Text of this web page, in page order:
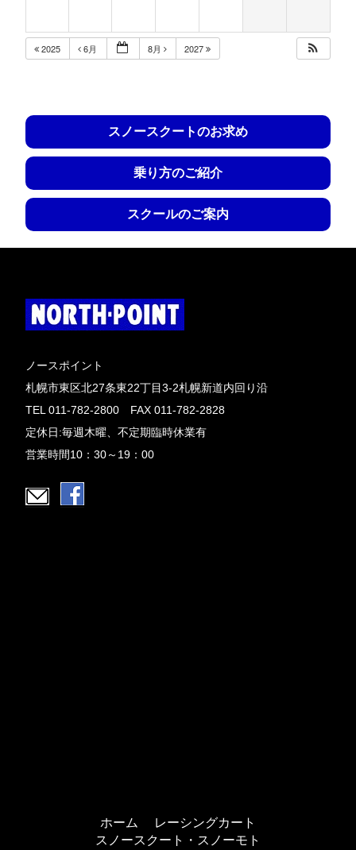
2025 6月 8月 2027
スノースクートのお求め
乗り方のご紹介
スクールのご案内
ノースポイント
札幌市東区北27条東22丁目3-2札幌新道内回り沿
TEL 011-782-2800 FAX 011-782-2828
定休日:毎週木曜、不定期臨時休業有
営業時間10：30～19：00
ホーム
レーシングカート
スノースクート・スノーモト